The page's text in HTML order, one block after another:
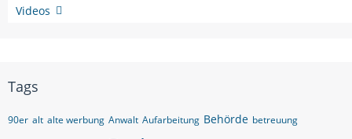
Themen
Videos
Tags
90er alt alte werbung Anwalt Aufarbeitung Behörde betreuung